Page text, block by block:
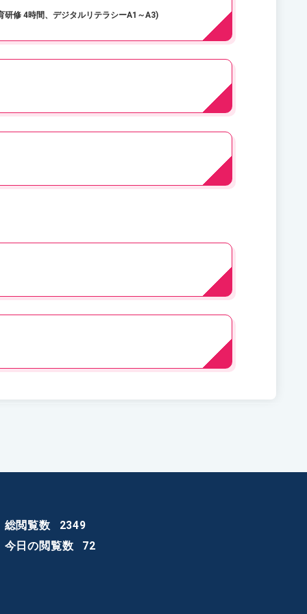
修 4時間、デジタルリテラシーA1～A3)
総閲覧数
2349
今日の閲覧数
72